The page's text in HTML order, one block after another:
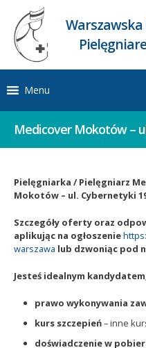
Menu
Medicover Mokotów –
Pielęgniarka / Pielęgniarz
Mokotów – ul. Cybernetyki
Szczegóły oferty oraz
aplikując na ogłoszenie
warszawa lub dzwoniąc pod
Jesteś idealnym
prawo wykonywania
kurs szczepień– inne
doświadczenie w